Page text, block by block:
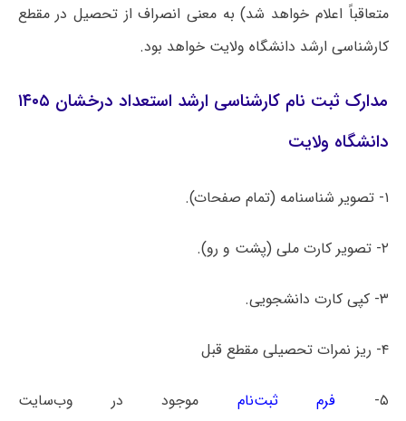
متعاقباً اعلام خواهد شد) به معنی انصراف از تحصیل در مقطع
کارشناسی ارشد دانشگاه ولایت خواهد بود.
مدارک ثبت نام کارشناسی ارشد استعداد درخشان ۱۴۰۵
دانشگاه ولایت
۱- تصویر شناسنامه (تمام صفحات).
۲- تصویر کارت ملی (پشت و رو).
۳- کپی کارت دانشجویی.
۴- ریز نمرات تحصیلی مقطع قبل
۵- فرم ثبت‌نام موجود در وب‌سایت